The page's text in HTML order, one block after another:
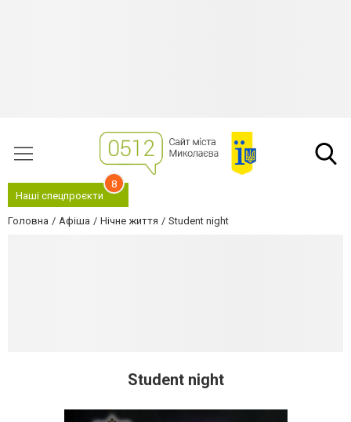
Наші спецпроєкти
8
Головна Афіша Нічне життя Student night
Student night